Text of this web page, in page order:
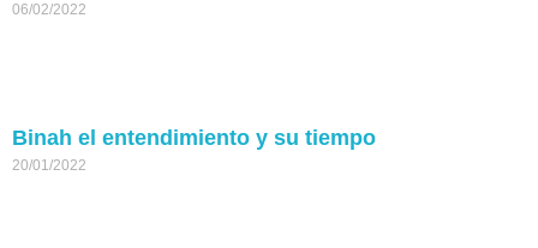
06/02/2022
Binah el entendimiento y su tiempo
20/01/2022